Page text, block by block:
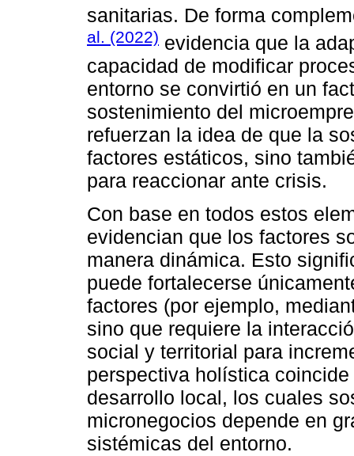
sanitarias. De forma
al. (2022) evidencia que la
capacidad de modificar
entorno se convirtió en un
sostenimiento del
refuerzan la idea de que la
factores estáticos, sino
para reaccionar ante crisis.
Con base en todos estos
evidencian que los factores
manera dinámica. Esto
puede fortalecerse
factores (por ejemplo,
sino que requiere la
social y territorial para
perspectiva holística
desarrollo local, los cuales
micronegocios depende en
sistémicas del entorno.